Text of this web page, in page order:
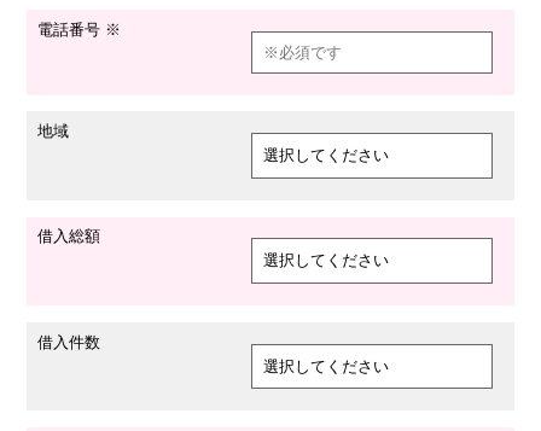
電話番号 ※
地域
借入総額
借入件数